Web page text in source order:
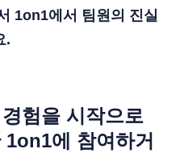
1on1에서 팀원의 진실
.
험을 시작으로
에 참여하거